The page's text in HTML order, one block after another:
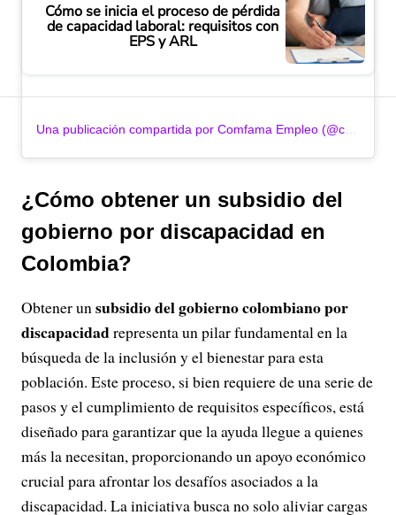
Cómo se inicia el proceso de pérdida
de capacidad laboral: requisitos con
EPS y ARL
¿Cómo obtener un subsidio del
gobierno por discapacidad en
Colombia?
Obtener unsubsidio del gobierno colombiano por
discapacidadrepresenta un pilar fundamental en la
búsqueda de la inclusión y el bienestar para esta
población. Este proceso, si bien requiere de una serie de
pasos y el cumplimiento de requisitos específicos, está
diseñado para garantizar que la ayuda llegue a quienes
más la necesitan, proporcionando un apoyo económico
crucial para afrontar los desafíos asociados a la
discapacidad. La iniciativa busca no solo aliviar cargas